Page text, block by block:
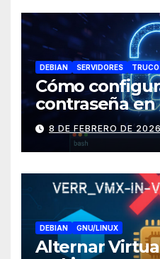
DEBIAN SERVIDORES
Cómo
contraseña en
(Trixie)
8 DE FEBRERO DE
DEBIAN GNU/LINUX
Alternar